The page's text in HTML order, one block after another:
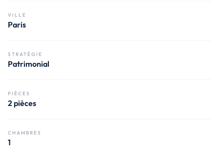
VILLE
Paris
STRATÉGIE
Patrimonial
PIÈCES
2 pièces
CHAMBRES
1